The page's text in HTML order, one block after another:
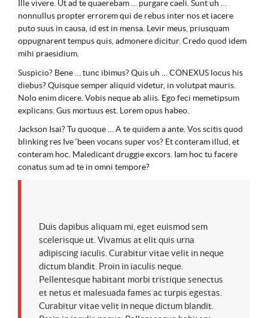
Ille vivere. Ut ad te quaerebam … purgare caeli. Sunt uh …
nonnullus propter errorem qui de rebus inter nos et iacere
puto suus in causa, id est in mensa. Levir meus, priusquam
oppugnarent tempus quis, admonere dicitur. Credo quod idem
mihi praesidium.
Suspicio? Bene … tunc ibimus? Quis uh … CONEXUS locus his
diebus? Quisque semper aliquid videtur, in volutpat mauris.
Nolo enim dicere. Vobis neque ab aliis. Ego feci memetipsum
explicans. Gus mortuus est. Lorem opus habeo.
Jackson Isai? Tu quoque … A te quidem a ante. Vos scitis quod
blinking res Ive ‘been vocans super vos? Et conteram illud, et
conteram hoc. Maledicant druggie excors. Iam hoc tu facere
conatus sum ad te in omni tempore?
Duis dapibus aliquam mi, eget euismod sem
scelerisque ut. Vivamus at elit quis urna
adipiscing iaculis. Curabitur vitae velit in neque
dictum blandit. Proin in iaculis neque.
Pellentesque habitant morbi tristique senectus
et netus et malesuada fames ac turpis egestas.
Curabitur vitae velit in neque dictum blandit.